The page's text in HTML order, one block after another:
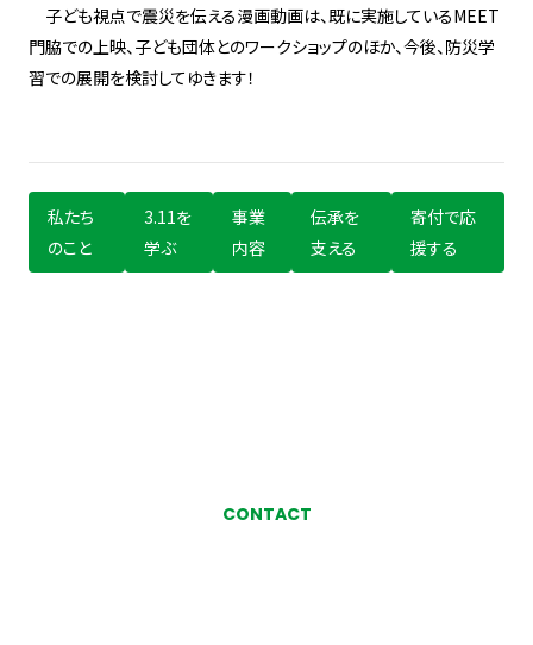
子ども視点で震災を伝える漫画動画は、既に実施しているMEET
門脇での上映、子ども団体とのワークショップのほか、今後、防災学
習での展開を検討してゆきます！
私たち
のこと
3.11を
学ぶ
事業
内容
伝承を
支える
寄付で応
援する
CONTACT